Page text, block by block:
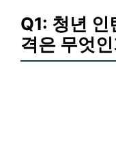
Q1: 청년
격은 무엇